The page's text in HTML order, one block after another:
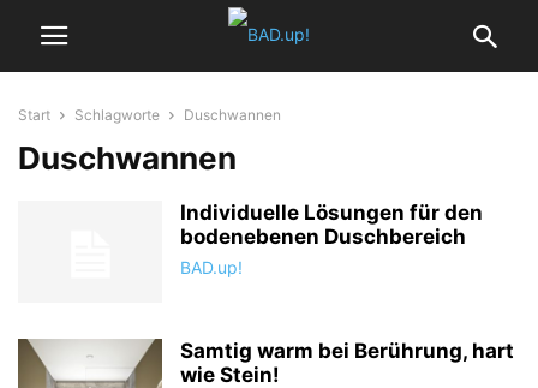
Start Schlagworte Duschwannen
Duschwannen
Individuelle Lösungen für den
bodenebenen Duschbereich
BAD.up!
Samtig warm bei Berührung, hart
wie Stein!